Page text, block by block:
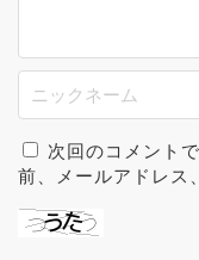
次回のコメント
前、メールアドレス